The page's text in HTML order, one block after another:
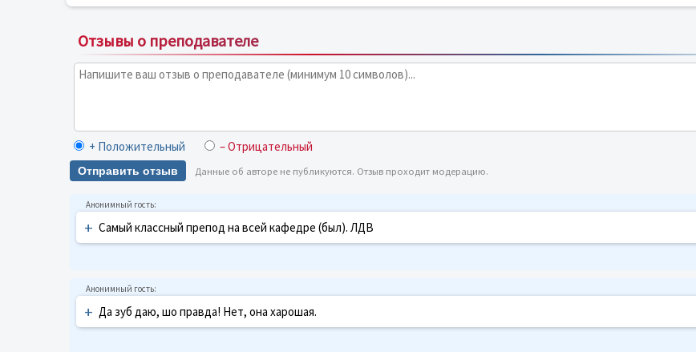
Отзывы о преподавателе
+ Положительный – Отрицательный
Отправить отзыв Данные об авторе не публикуются. Отзыв проходит модерацию.
+ Самый классный препод на всей кафедре (был). ЛДВ
+ Да зуб даю, шо правда! Нет, она харошая.